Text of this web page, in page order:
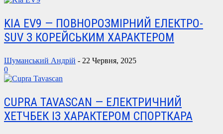
KIA EV9 — ПОВНОРОЗМІРНИЙ ЕЛЕКТРО-
SUV З КОРЕЙСЬКИМ ХАРАКТЕРОМ
Шуманський Андрій - 22 Червня, 2025
0
CUPRA TAVASCAN — ЕЛЕКТРИЧНИЙ
ХЕТЧБЕК ІЗ ХАРАКТЕРОМ СПОРТКАРА